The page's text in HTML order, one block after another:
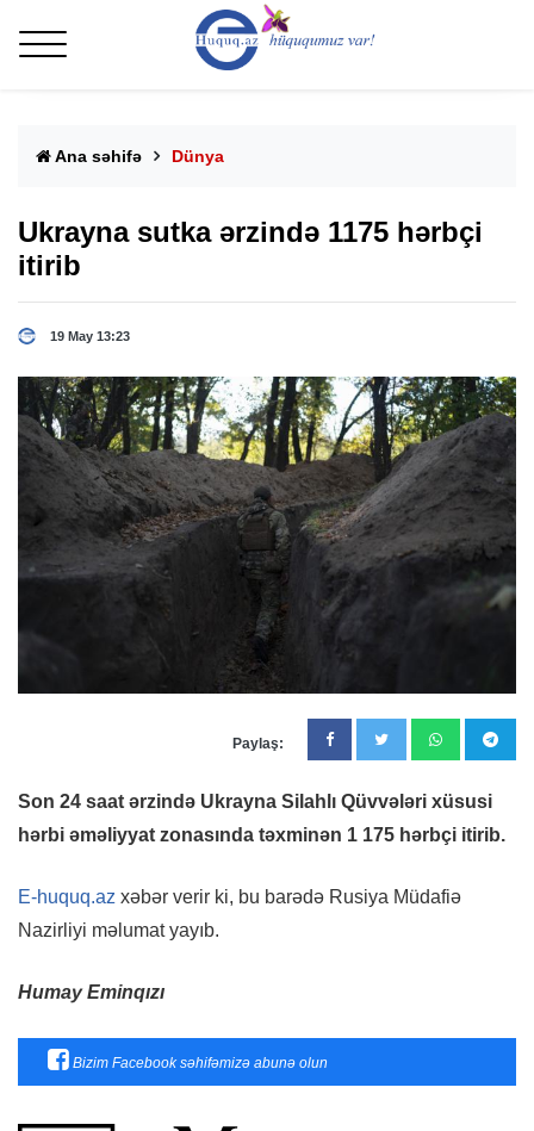
Ana səhifə Dünya
Ukrayna sutka ərzində 1175 hərbçi
itirib
19 May 13:23
Paylaş:
Son 24 saat ərzində Ukrayna Silahlı Qüvvələri xüsusi
hərbi əməliyyat zonasında təxminən 1 175 hərbçi itirib.
E-huquq.az xəbər verir ki, bu barədə Rusiya Müdafiə
Nazirliyi məlumat yayıb.
Humay Eminqızı
Bizim Facebook səhifəmizə abunə olun